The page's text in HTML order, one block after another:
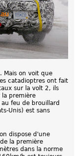
Mais on voit que
catadioptres ont fait
sur la volt 2, ils
première
feu de brouillard
Unis) est sans
dispose d'une
la première
dans la norme